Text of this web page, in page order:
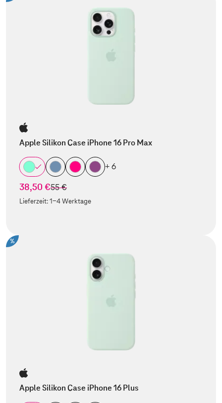
Apple Silikon Case iPhone 16 Pro Max
+ 6
38,50 €statt
55 €
Lieferzeit:1-4 Werktage
%
Apple Silikon Case iPhone 16 Plus